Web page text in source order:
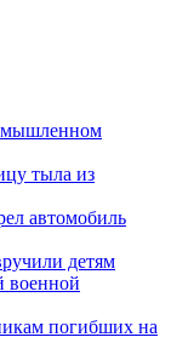
тыла из
автомобиль
детям
военной
погибших на